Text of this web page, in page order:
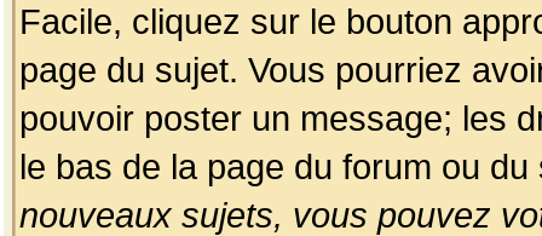
Facile, cliquez sur le bouton
page du sujet. Vous pourriez
pouvoir poster un message; les
le bas de la page du forum ou
nouveaux sujets, vous pouvez